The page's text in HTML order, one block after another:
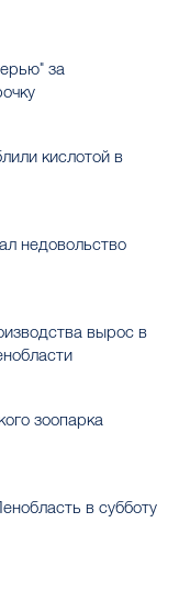
кислотой в
недовольство
вырос в
зоопарка